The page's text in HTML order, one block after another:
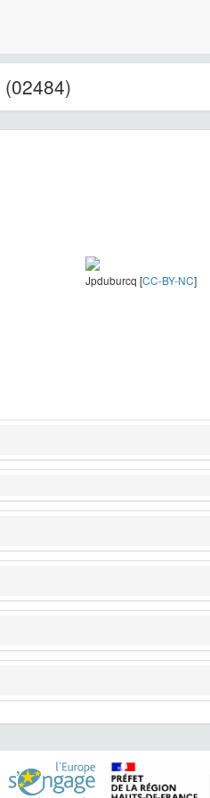
(02484)
Jpduburcq [CC-BY-NC]